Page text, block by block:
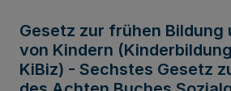
Gesetz zur frühen Bildung
von Kindern
KiBiz) - Sechstes Gesetz